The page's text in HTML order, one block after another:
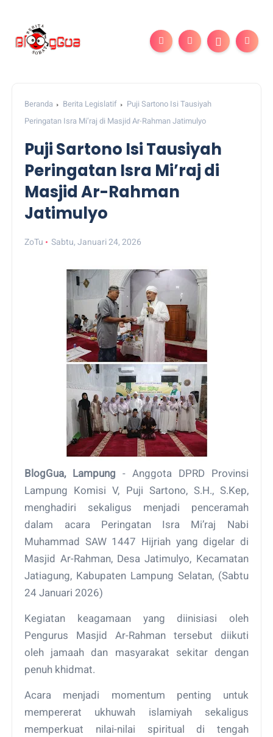
Beranda Berita Legislatif
Puji Sartono Isi Tausiyah
Peringatan Isra Mi’raj di Masjid Ar-Rahman Jatimulyo
Puji Sartono Isi Tausiyah
Peringatan Isra Mi’raj di
Masjid Ar-Rahman
Jatimulyo
ZoTu Sabtu, Januari 24, 2026
BlogGua, Lampung - Anggota DPRD Provinsi
Lampung Komisi V, Puji Sartono, S.H., S.Kep,
menghadiri sekaligus menjadi penceramah
dalam acara Peringatan Isra Mi’raj Nabi
Muhammad SAW 1447 Hijriah yang digelar di
Masjid Ar-Rahman, Desa Jatimulyo, Kecamatan
Jatiagung, Kabupaten Lampung Selatan, (Sabtu
24 Januari 2026)
Kegiatan keagamaan yang diinisiasi oleh
Pengurus Masjid Ar-Rahman tersebut diikuti
oleh jamaah dan masyarakat sekitar dengan
penuh khidmat.
Acara menjadi momentum penting untuk
mempererat ukhuwah islamiyah sekaligus
memperkuat nilai-nilai spiritual di tengah